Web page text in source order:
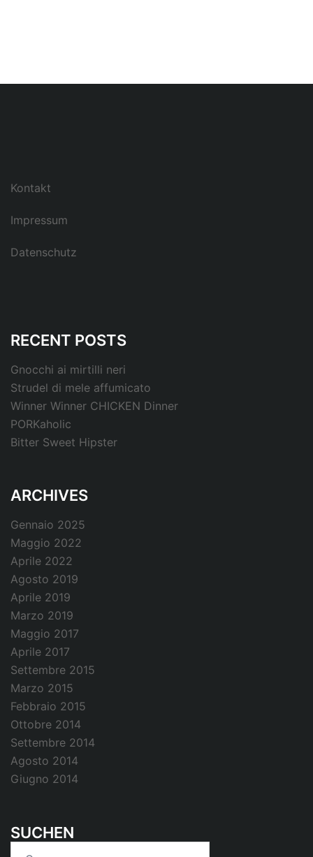
Kontakt
Impressum
Datenschutz
RECENT POSTS
Gnocchi ai mirtilli neri
Strudel di mele affumicato
Winner Winner CHICKEN Dinner
PORKaholic
Bitter Sweet Hipster
ARCHIVES
Gennaio 2025
Maggio 2022
Aprile 2022
Agosto 2019
Aprile 2019
Marzo 2019
Maggio 2017
Aprile 2017
Settembre 2015
Marzo 2015
Febbraio 2015
Ottobre 2014
Settembre 2014
Agosto 2014
Giugno 2014
SUCHEN